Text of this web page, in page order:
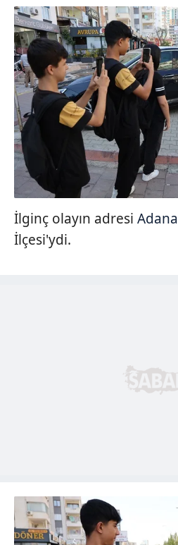
İlginç olayın adresi Adana
İlçesi'ydi.